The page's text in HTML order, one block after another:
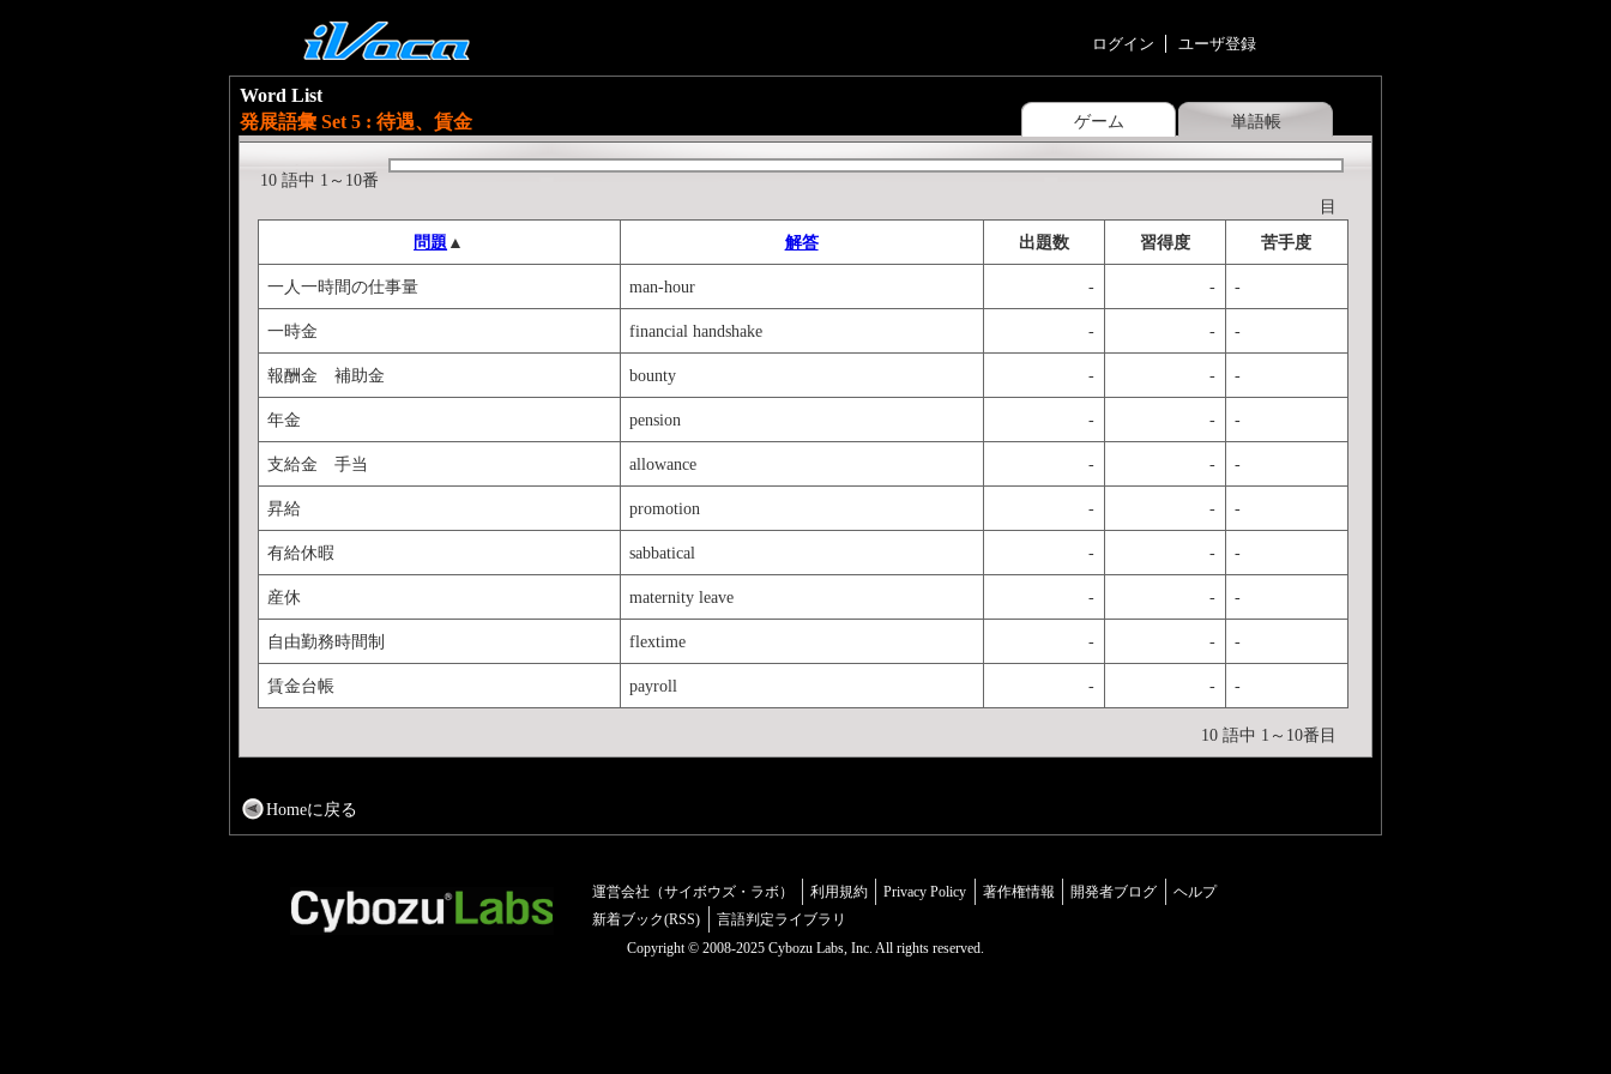
ログイン ユーザ登録
ゲーム 単語帳
Word List
発展語彙 Set 5 : 待遇、賃金
10 語中 1～10番
目
問題 ▲ 解答 出題数 習得度 苦手度
一人一時間の仕事量 man-hour - - -
一時金 financial handshake - - -
報酬金 補助金 bounty - - -
年金 pension - - -
支給金 手当 allowance - - -
昇給 promotion - - -
有給休暇 sabbatical - - -
産休 maternity leave - - -
自由勤務時間制 flextime - - -
賃金台帳 payroll - - -
10 語中 1～10番目
Homeに戻る
運営会社（サイボウズ・ラボ） 利用規約 Privacy Policy 著作権情報 開発者ブログ
ヘルプ
新着ブック(RSS)
言語判定ライブラリ
Copyright © 2008-2025 Cybozu Labs, Inc. All rights reserved.